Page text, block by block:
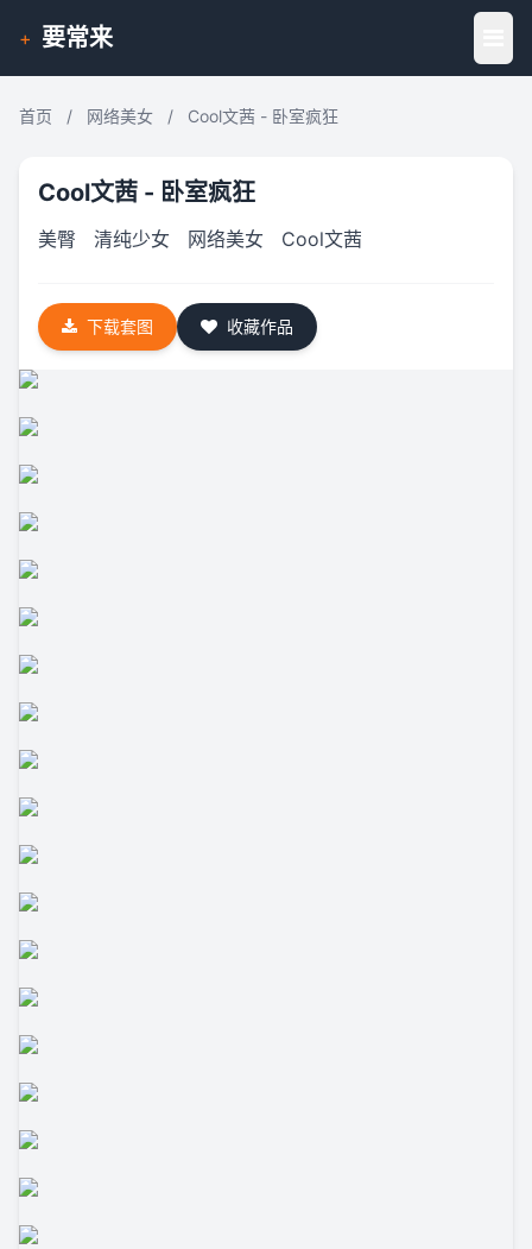
+ 要常来
首页 / 网络美女 / Cool文茜 - 卧室疯狂
Cool文茜 - 卧室疯狂
美臀 清纯少女 网络美女 Cool文茜
下载套图 收藏作品